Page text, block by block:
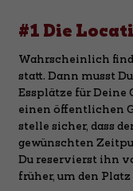
#1 Die
Wahrscheinlich
statt. Dann musst
Essplätze für Deine
einen öffentlichen
stelle sicher, dass
gewünschten
Du reservierst ihn
früher, um den